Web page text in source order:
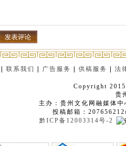
|联系我们 广告服务 |供稿服务 |法
Copyright
贵
主办：贵州文化网融媒体
投稿邮箱：
黔ICP备12003314号-2